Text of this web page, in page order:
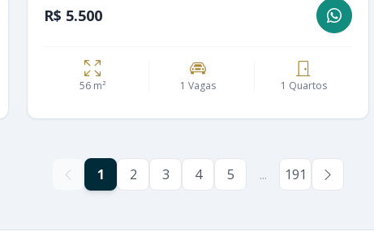
R$ 5.500
56 m² 1 Vagas 1 Quartos
1 2 3 4 5 ... 191